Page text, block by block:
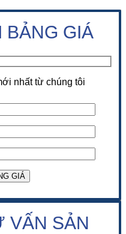
BẢNG GIÁ
nhất từ chúng tôi
VẤN SẢN